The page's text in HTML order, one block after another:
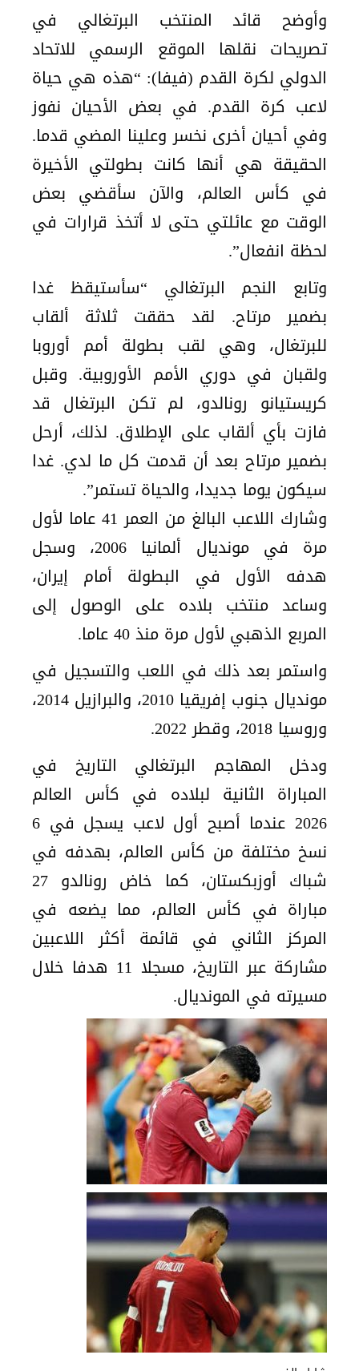
وأوضح قائد المنتخب البرتغالي في
تصريحات نقلها الموقع الرسمي للاتحاد
الدولي لكرة القدم (فيفا): “هذه هي حياة
لاعب كرة القدم. في بعض الأحيان نفوز
وفي أحيان أخرى نخسر وعلينا المضي قدما.
الحقيقة هي أنها كانت بطولتي الأخيرة
في كأس العالم، والآن سأقضي بعض
الوقت مع عائلتي حتى لا أتخذ قرارات في
لحظة انفعال”.
وتابع النجم البرتغالي “سأستيقظ غدا
بضمير مرتاح. لقد حققت ثلاثة ألقاب
للبرتغال، وهي لقب بطولة أمم أوروبا
ولقبان في دوري الأمم الأوروبية. وقبل
كريستيانو رونالدو، لم تكن البرتغال قد
فازت بأي ألقاب على الإطلاق. لذلك، أرحل
بضمير مرتاح بعد أن قدمت كل ما لدي. غدا
سيكون يوما جديدا، والحياة تستمر”.
وشارك اللاعب البالغ من العمر 41 عاما لأول
مرة في مونديال ألمانيا 2006، وسجل
هدفه الأول في البطولة أمام إيران،
وساعد منتخب بلاده على الوصول إلى
المربع الذهبي لأول مرة منذ 40 عاما.
واستمر بعد ذلك في اللعب والتسجيل في
مونديال جنوب إفريقيا 2010، والبرازيل 2014،
وروسيا 2018، وقطر 2022.
ودخل المهاجم البرتغالي التاريخ في
المباراة الثانية لبلاده في كأس العالم
2026 عندما أصبح أول لاعب يسجل في 6
نسخ مختلفة من كأس العالم، بهدفه في
شباك أوزبكستان، كما خاض رونالدو 27
مباراة في كأس العالم، مما يضعه في
المركز الثاني في قائمة أكثر اللاعبين
مشاركة عبر التاريخ، مسجلا 11 هدفا خلال
مسيرته في المونديال.